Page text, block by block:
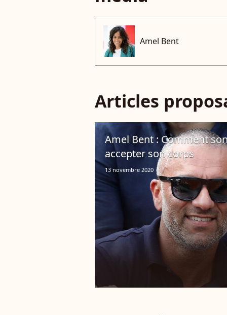
Amel Bent
Articles
Amel Bent : Comment
accepter son corps
13 novembre 2020